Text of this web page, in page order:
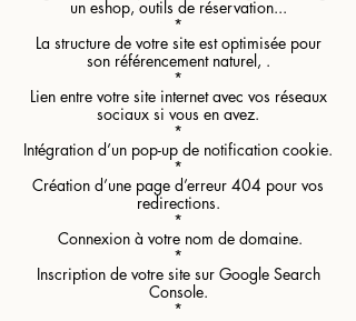
un eshop, outils de réservation...
*
La structure de votre site est optimisée pour
son référencement naturel, .
*
Lien entre votre site internet avec vos réseaux
sociaux si vous en avez.
*
Intégration d’un pop-up de notification cookie.
*
Création d’une page d’erreur 404 pour vos
redirections.
*
Connexion à votre nom de domaine.
*
Inscription de votre site sur Google Search
Console.
*